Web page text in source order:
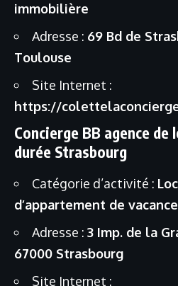
immobilière
Adresse : 69 Bd de
Toulouse
Site Internet :
https://
Concierge BB agence
durée Strasbourg
Catégorie d’activité :
d’appartement de
Adresse : 3 Imp. de la
67000 Strasbourg
Site Internet :